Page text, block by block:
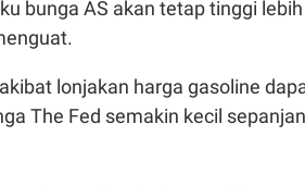
bunga AS akan tetap tinggi lebih
lonjakan harga gasoline
The Fed semakin kecil